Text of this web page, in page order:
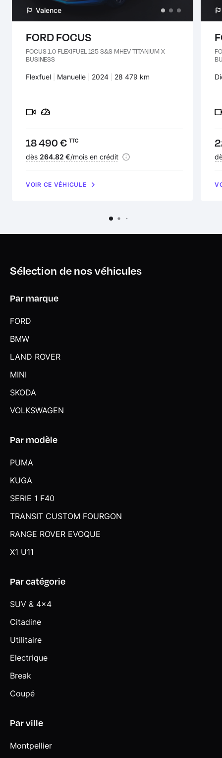
Valence
FORD FOCUS
FOCUS 1.0 FLEXIFUEL 125 S&S MHEV TITANIUM X
BUSINESS
Carburant :
Flexfuel Transmission :
Manuelle Années :
2024 Kilomètres :
28 479 km
Prix :
18 490 € TTC
Financement :
dès 264.82 €/mois en crédit
VOIR CE VÉHICULE
Sélection de nos véhicules
Par marque
FORD
BMW
LAND ROVER
MINI
SKODA
VOLKSWAGEN
Par modèle
PUMA
KUGA
SERIE 1 F40
TRANSIT CUSTOM FOURGON
RANGE ROVER EVOQUE
X1 U11
Par catégorie
SUV & 4x4
Citadine
Utilitaire
Electrique
Break
Coupé
Par ville
Montpellier